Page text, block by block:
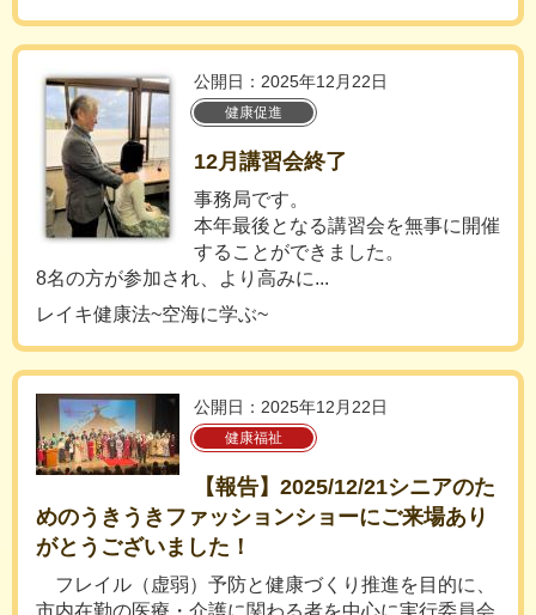
公開日：2025年12月22日
健康促進
12月講習会終了
事務局です。
本年最後となる講習会を無事に開催
することができました。
8名の方が参加され、より高みに...
レイキ健康法~空海に学ぶ~
公開日：2025年12月22日
健康福祉
【報告】2025/12/21シニアのた
めのうきうきファッションショーにご来場あり
がとうございました！
フレイル（虚弱）予防と健康づくり推進を目的に、
市内在勤の医療・介護に関わる者を中心に実行委員会